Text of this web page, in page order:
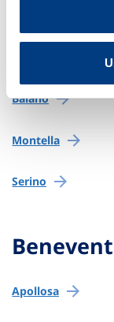
Baiano
Montella
Serino
Apollosa